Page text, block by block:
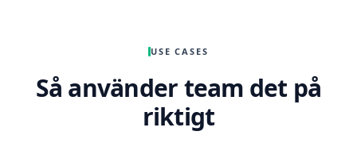
USE CASES
Så använder team det på
riktigt